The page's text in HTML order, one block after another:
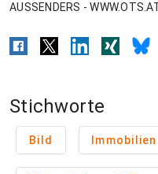
AUSSENDERS -
Stichworte
Bild Immobilien